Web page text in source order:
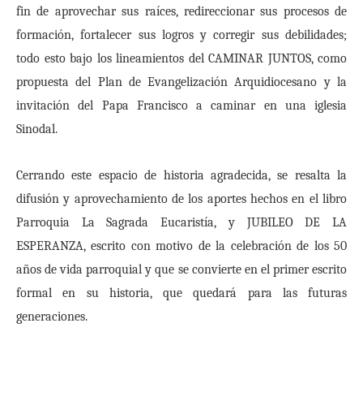
fin de aprovechar sus raíces, redireccionar sus procesos de
formación, fortalecer sus logros y corregir sus debilidades;
todo esto bajo los lineamientos del CAMINAR JUNTOS, como
propuesta del Plan de Evangelización Arquidiocesano y la
invitación del Papa Francisco a caminar en una iglesia
Sinodal.
Cerrando este espacio de historia agradecida, se resalta la
difusión y aprovechamiento de los aportes hechos en el libro
Parroquia La Sagrada Eucaristía, y JUBILEO DE LA
ESPERANZA, escrito con motivo de la celebración de los 50
años de vida parroquial y que se convierte en el primer escrito
formal en su historia, que quedará para las futuras
generaciones.